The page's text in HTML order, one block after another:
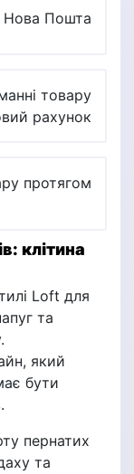
Нова Пошта
товару
рахунок
протягом
клітина
Loft для
та
який
бути
пернатих
та